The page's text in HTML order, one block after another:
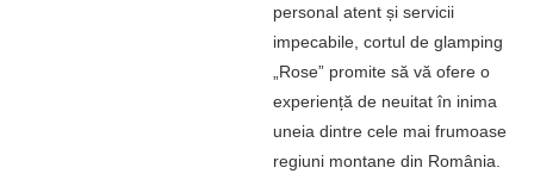
personal atent și servicii
impecabile, cortul de glamping
„Rose” promite să vă ofere o
experiență de neuitat în inima
uneia dintre cele mai frumoase
regiuni montane din România.